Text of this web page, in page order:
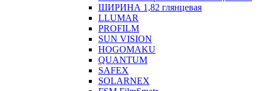
ШИРИНА 1,82 глянцевая
LLUMAR
PROFILM
SUN VISION
HOGOMAKU
QUANTUM
SAFEX
SOLARNEX